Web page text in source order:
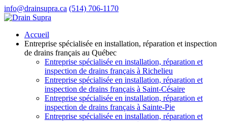
info@drainsupra.ca (514) 706-1170
Accueil
Entreprise spécialisée en installation, réparation et inspection
de drains français au Québec
Entreprise spécialisée en installation, réparation et
inspection de drains français à Richelieu
Entreprise spécialisée en installation, réparation et
inspection de drains français à Saint-Césaire
Entreprise spécialisée en installation, réparation et
inspection de drains français à Sainte-Pie
Entreprise spécialisée en installation, réparation et